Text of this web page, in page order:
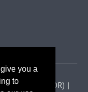
you a
to
(CIFOR) |